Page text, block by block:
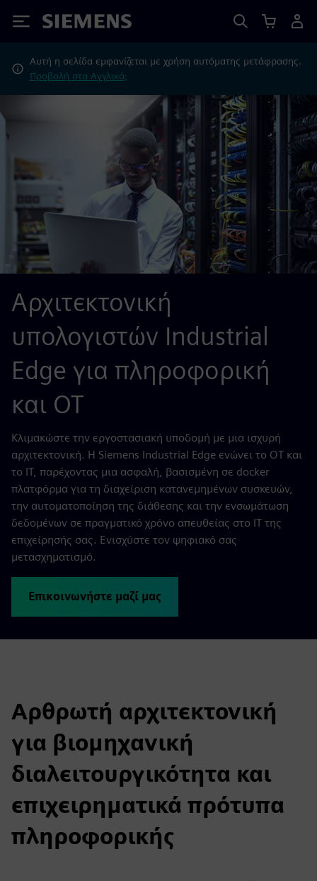
Siemens
Αυτή η σελίδα εμφανίζεται με χρήση αυτόματης μετάφρασης.
Προβολή στα Αγγλικά;
Αρχιτεκτονική
υπολογιστών Industrial
Edge για πληροφορική
και OT
Κλιμακώστε την εργοστασιακή υποδομή με μια ισχυρή
αρχιτεκτονική. Η Siemens Industrial Edge ενώνει το OT και
το IT, παρέχοντας μια ασφαλή, βασισμένη σε docker
πλατφόρμα για τη διαχείριση κατανεμημένων συσκευών,
την αυτοματοποίηση της διάθεσης και την ενσωμάτωση
δεδομένων σε πραγματικό χρόνο απευθείας στο IT της
επιχείρησής σας. Ενισχύστε τον ψηφιακό σας
μετασχηματισμό.
Επικοινωνήστε μαζί μας
Αρθρωτή αρχιτεκτονική
για βιομηχανική
διαλειτουργικότητα και
επιχειρηματικά πρότυπα
πληροφορικής